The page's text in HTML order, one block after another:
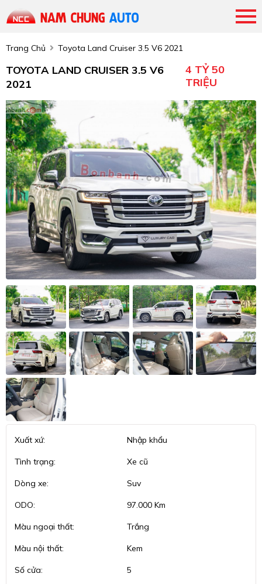
Trang Chủ Toyota Land Cruiser 3.5 V6 2021
TOYOTA LAND CRUISER 3.5 V6
2021
4 TỶ 50
TRIỆU
Xuất xứ: Nhập khẩu
Tình trạng: Xe cũ
Dòng xe: Suv
ODO: 97.000 Km
Màu ngoại thất: Trắng
Màu nội thất: Kem
Số cửa: 5